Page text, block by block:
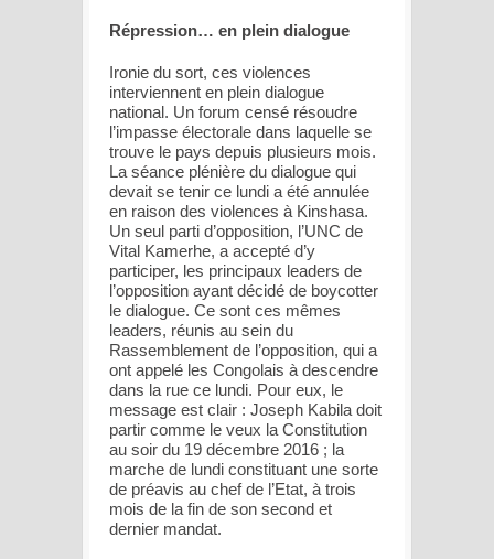
Répression… en plein dialogue
Ironie du sort, ces violences
interviennent en plein dialogue
national. Un forum censé résoudre
l’impasse électorale dans laquelle se
trouve le pays depuis plusieurs mois.
La séance plénière du dialogue qui
devait se tenir ce lundi a été annulée
en raison des violences à Kinshasa.
Un seul parti d’opposition, l’UNC de
Vital Kamerhe, a accepté d’y
participer, les principaux leaders de
l’opposition ayant décidé de boycotter
le dialogue. Ce sont ces mêmes
leaders, réunis au sein du
Rassemblement de l’opposition, qui a
ont appelé les Congolais à descendre
dans la rue ce lundi. Pour eux, le
message est clair : Joseph Kabila doit
partir comme le veux la Constitution
au soir du 19 décembre 2016 ; la
marche de lundi constituant une sorte
de préavis au chef de l’Etat, à trois
mois de la fin de son second et
dernier mandat.